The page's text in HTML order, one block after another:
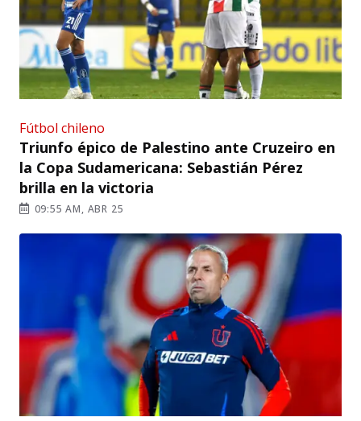
Fútbol chileno
Triunfo épico de Palestino ante Cruzeiro en
la Copa Sudamericana: Sebastián Pérez
brilla en la victoria
09:55 AM, ABR 25